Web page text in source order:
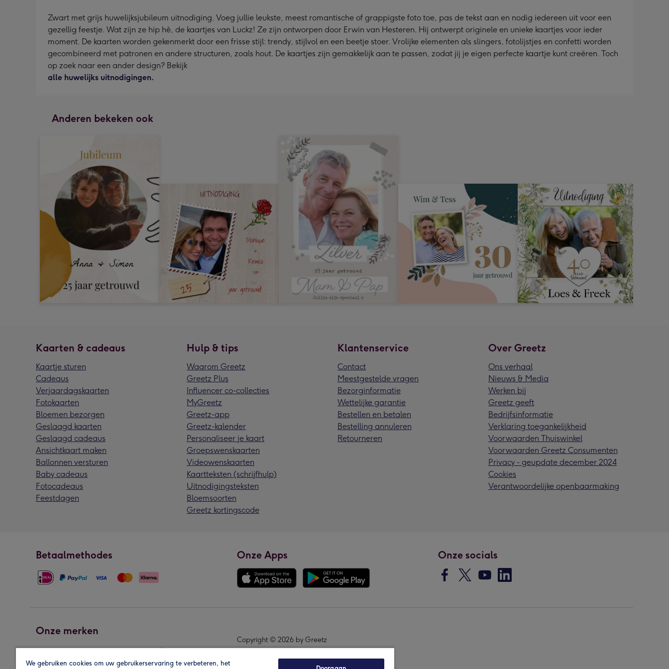
Zwart met grijs huwelijksjubileum uitnodiging. Voeg jullie leukste, meest romantische of grappigste foto toe, pas de tekst aan en nodig iedereen uit voor een
gezellig feestje. Wat zijn ze hip hè, de kaartjes van Luckz! Ze zijn ontworpen door Erwin van Hesteren. Hij ontwerpt originele en unieke kaartjes voor ieder
moment. De kaarten worden gekenmerkt door een frisse stijl: trendy, stijlvol en een beetje stoer. Vrolijke elementen als slingers, fotolijstjes en confetti worden
gecombineerd met patronen en andere structuren, zoals hout. De kaartjes zijn gemakkelijk aan te passen, zodat jij je eigen perfecte kaartje kunt creëren. Toch
op zoek naar een ander design? Bekijk
alle huwelijks uitnodigingen.
Anderen bekeken ook
Kaarten & cadeaus
Kaartje sturen
Cadeaus
Verjaardagskaarten
Fotokaarten
Bloemen bezorgen
Geslaagd kaarten
Geslaagd cadeaus
Ansichtkaart maken
Ballonnen versturen
Baby cadeaus
Fotocadeaus
Feestdagen
Hulp & tips
Waarom Greetz
Greetz Plus
Influencer co-collecties
MyGreetz
Greetz-app
Greetz-kalender
Personaliseer je kaart
Groepswenskaarten
Videowenskaarten
Kaartteksten (schrijfhulp)
Uitnodigingsteksten
Bloemsoorten
Greetz kortingscode
Klantenservice
Contact
Meestgestelde vragen
Bezorginformatie
Wettelijke garantie
Bestellen en betalen
Bestelling annuleren
Retourneren
Over Greetz
Ons verhaal
Nieuws & Media
Werken bij
Greetz geeft
Bedrijfsinformatie
Verklaring toegankelijkheid
Voorwaarden Thuiswinkel
Voorwaarden Greetz Consumenten
Privacy - geupdate december 2024
Cookies
Verantwoordelijke openbaarmaking
Betaalmethodes Onze Apps Onze socials
Onze merken
Copyright © 2026 by Greetz
We gebruiken cookies om uw gebruikerservaring te verbeteren, het